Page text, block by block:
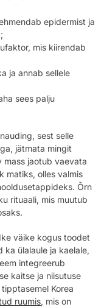
epidermist ja
mis kiirendab
ja annab sellele
sees palju
sest selle
jätmata mingit
mass jaotub vaevata
matiks, olles valmis
Õrn
rituaali, mis muutub
väike kogus toodet
ka ülalaule ja kaelale,
integreerub
kaitse ja niisutuse
Korea
ruumis, mis on